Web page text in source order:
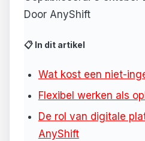
Door AnyShift
📋 In dit artikel
Wat kost een niet-
Flexibel werken als
De rol van digitale
AnyShift